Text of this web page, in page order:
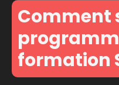
Comment
formation